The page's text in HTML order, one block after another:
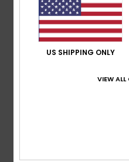
une production circulaire.
Revêtement :
Coupe :Coupe droite,
Longueur :Couture
Taille classique
US SHIPPING ONLY
VIEW ALL